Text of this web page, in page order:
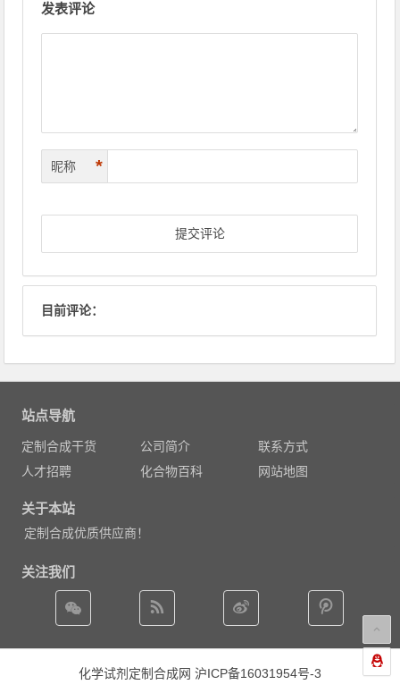
发表评论
昵称 *
目前评论：
站点导航
定制合成干货 公司简介
联系方式
人才招聘
化合物百科 网站地图
关于本站
定制合成优质供应商！
关注我们
化学试剂定制合成网 沪ICP备16031954号-3